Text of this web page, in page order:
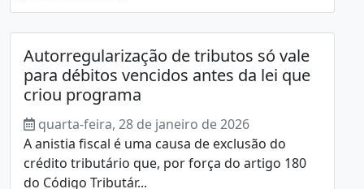
Autorregularização de tributos só vale
para débitos vencidos antes da lei que
criou programa
quarta-feira, 28 de janeiro de 2026
A anistia fiscal é uma causa de exclusão do
crédito tributário que, por força do artigo 180
do Código Tributár...